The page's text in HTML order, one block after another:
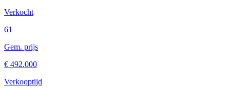
Verkocht
61
Gem. prijs
€ 492.000
Verkooptijd